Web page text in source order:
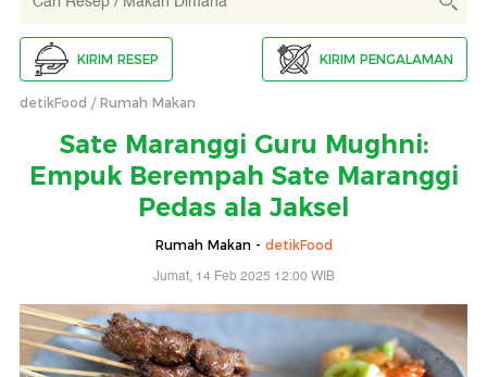
KIRIM RESEP KIRIM PENGALAMAN
detikFood Rumah Makan
Sate Maranggi Guru Mughni:
Empuk Berempah Sate Maranggi
Pedas ala Jaksel
Rumah Makan - detikFood
Jumat, 14 Feb 2025 12:00 WIB